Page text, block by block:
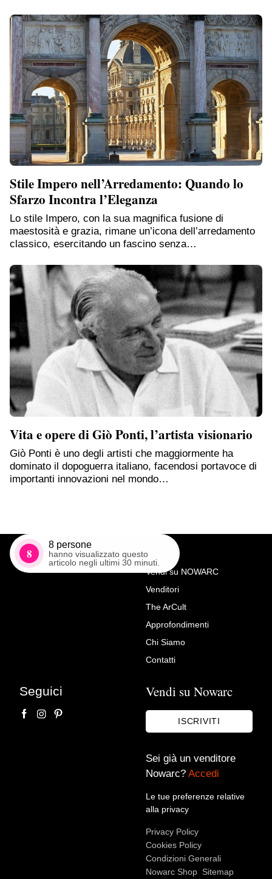
Stile Impero nell’Arredamento: Quando lo
Sfarzo Incontra l’Eleganza
Lo stile Impero, con la sua magnifica fusione di
maestosità e grazia, rimane un’icona dell’arredamento
classico, esercitando un fascino senza…
Vita e opere di Giò Ponti, l’artista visionario
Giò Ponti è uno degli artisti che maggiormente ha
dominato il dopoguerra italiano, facendosi portavoce di
importanti innovazioni nel mondo…
8
8 persone
hanno visualizzato questo
articolo negli ultimi 30 minuti.
Richiedi Maggiori Info su
Coppia di Vasi italiani di inizio
1900 in maiolica di gusto
neorinascimentale
Voglio rimanere aggiornato sulle ultime novità.
Vendi su NOWARC
Venditori
The ArCult
Approfondimenti
Chi Siamo
Contatti
Seguici Vendi su Nowarc
ISCRIVITI
Sei già un venditore
Nowarc? Accedi
Le tue preferenze relative
alla privacy
Privacy Policy
Cookies Policy
Condizioni Generali
Nowarc Shop Sitemap